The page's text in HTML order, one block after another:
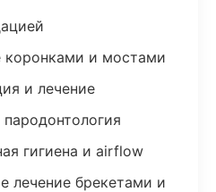
коронками и мостами
и лечение
гигиена и airflow
лечение брекетами и